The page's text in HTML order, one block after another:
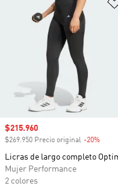
Precio de venta
$215.960
$269.950 Precio original -20%
Licras de largo completo
Mujer Performance
2 colores